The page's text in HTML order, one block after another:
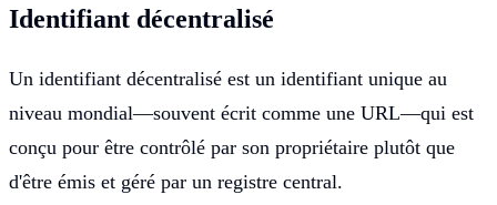
Identifiant décentralisé
Un identifiant décentralisé est un identifiant unique au
niveau mondial—souvent écrit comme une URL—qui est
conçu pour être contrôlé par son propriétaire plutôt que
d'être émis et géré par un registre central.